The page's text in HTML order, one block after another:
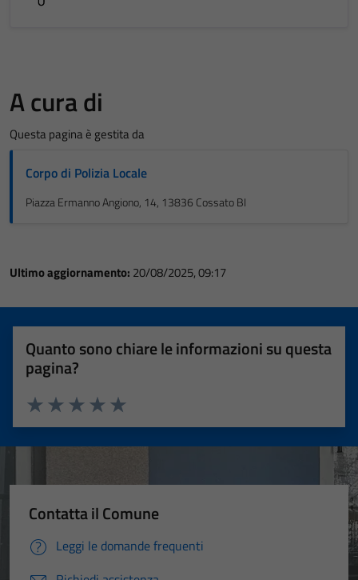
A cura di
Questa pagina è gestita da
Corpo di Polizia Locale
Piazza Ermanno Angiono, 14, 13836 Cossato BI
Ultimo aggiornamento: 20/08/2025, 09:17
Quanto sono chiare le informazioni su questa
pagina?
Valuta 5 stelle su 5
Valuta 4 stelle su 5
Valuta 3 stelle su 5
Valuta 2 stelle su 5
Valuta 1 stelle su 5
Contatta il Comune
Leggi le domande frequenti